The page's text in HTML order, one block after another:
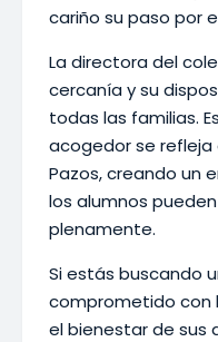
cariño su paso por
La directora del
cercanía y su
todas las familias.
acogedor se refleja
Pazos, creando un
los alumnos
plenamente.
Si estás buscando
comprometido con
el bienestar de sus